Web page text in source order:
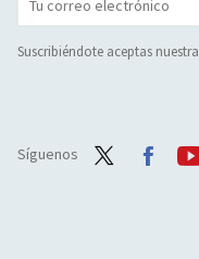
Suscribiéndote aceptas nuestra
Síguenos